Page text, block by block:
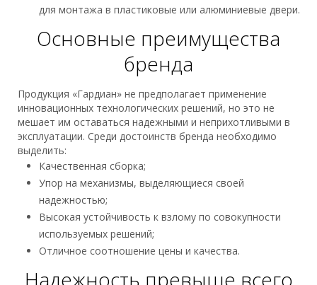
для монтажа в пластиковые или алюминиевые двери.
Основные преимущества
бренда
Продукция «Гардиан» не предполагает применение
инновационных технологических решений, но это не
мешает им оставаться надежными и неприхотливыми в
эксплуатации. Среди достоинств бренда необходимо
выделить:
Качественная сборка;
Упор на механизмы, выделяющиеся своей
надежностью;
Высокая устойчивость к взлому по совокупности
используемых решений;
Отличное соотношение цены и качества.
Надежность превыше всего